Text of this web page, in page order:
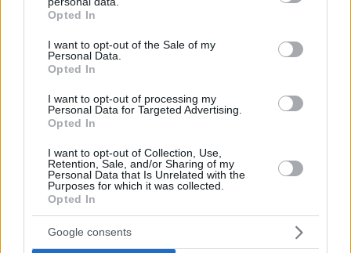
grant or deny consent to Google and its third-party tags to
use your data for below specified purposes in below Google
consent section.
Opted In
I want to opt-out of the Sale of my
Personal Data.
Opted In
I want to opt-out of processing my
Personal Data for Targeted Advertising.
Opted In
I want to opt-out of Collection, Use,
Retention, Sale, and/or Sharing of my
Personal Data that Is Unrelated with the
Purposes for which it was collected.
Opted In
Google consents
ωραίο που θα ξαναπαίξω σε αυτό το γήπεδο»
Ο αμυντικός της Γουέστ Χαμ είχε παίξει το 2017 στον
Πειραιά με τη φανέλα του ΠΑΣ Γιάννινα
25.10.2023, 23:21